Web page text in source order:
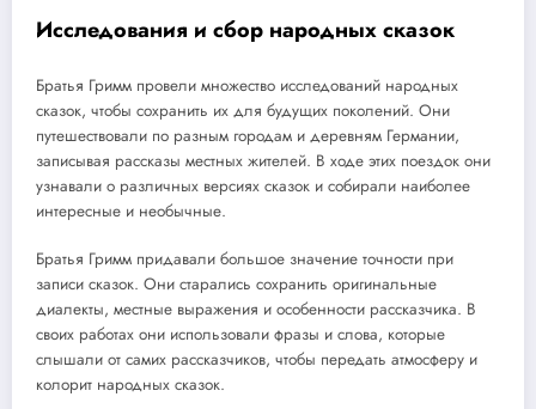
Исследования и сбор народных сказок
Братья Гримм провели множество исследований народных
сказок, чтобы сохранить их для будущих поколений. Они
путешествовали по разным городам и деревням Германии,
записывая рассказы местных жителей. В ходе этих поездок они
узнавали о различных версиях сказок и собирали наиболее
интересные и необычные.
Братья Гримм придавали большое значение точности при
записи сказок. Они старались сохранить оригинальные
диалекты, местные выражения и особенности рассказчика. В
своих работах они использовали фразы и слова, которые
слышали от самих рассказчиков, чтобы передать атмосферу и
колорит народных сказок.